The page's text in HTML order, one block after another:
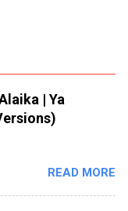
| Ya
READ MORE